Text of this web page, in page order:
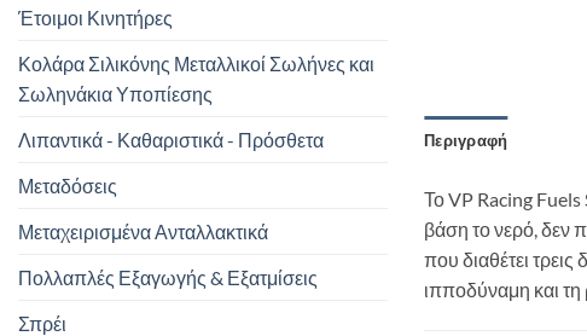
Έτοιμοι Κινητήρες
Κολάρα Σιλικόνης Μεταλλικοί Σωλήνες και
Σωληνάκια Υποπίεσης
Λιπαντικά - Καθαριστικά - Πρόσθετα
Μεταδόσεις
Μεταχειρισμένα Ανταλλακτικά
Πολλαπλές Εξαγωγής & Εξατμίσεις
Σπρέι
Περιγραφή
Το VP Racing Fuels
βάση το νερό, δεν
που διαθέτει τρεις
ιπποδύναμη και